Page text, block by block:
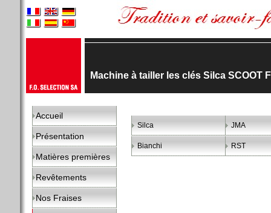
Machine à tailler les clés Silca SCOOT
Accueil
Présentation
Matières premières
Revêtements
Nos Fraises
Silca JMA
Bianchi RST